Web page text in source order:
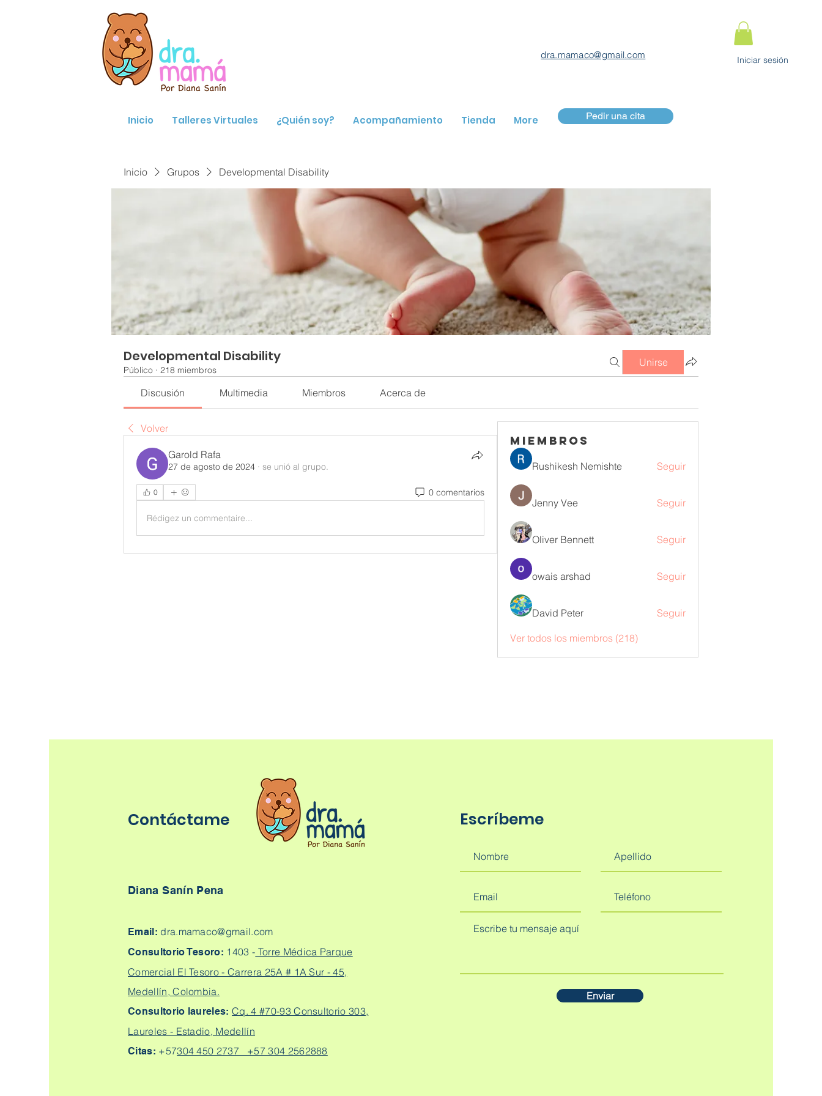
dra.mamaco@gmail.com Iniciar sesión
Inicio Talleres Virtuales ¿Quién soy? Acompañamiento Tienda More Pedir una cita
Inicio Grupos Developmental Disability
Developmental Disability
Público · 218 miembros
Unirse
Discusión Multimedia Miembros Acerca de
Volver
Garold Rafa
27 de agosto de 2024 · se unió al grupo.
0 0 comentarios
Rédigez un commentaire...
Miembros
Rushikesh Nemishte Seguir
Jenny Vee Seguir
Oliver Bennett Seguir
owais arshad Seguir
David Peter Seguir
Ver todos los miembros (218)
Contáctame
Diana Sanín Pena
Email: dra.mamaco@gmail.com
Consultorio Tesoro: 1403 - Torre Médica Parque
Comercial El Tesoro - Carrera 25A # 1A Sur - 45,
Medellín, Colombia.
Consultorio laureles:Cq. 4 #70-93 Consultorio 303,
Laureles - Estadio, Medellín
Citas: +57304 450 2737 +57 304 2562888
Escríbeme
Enviar